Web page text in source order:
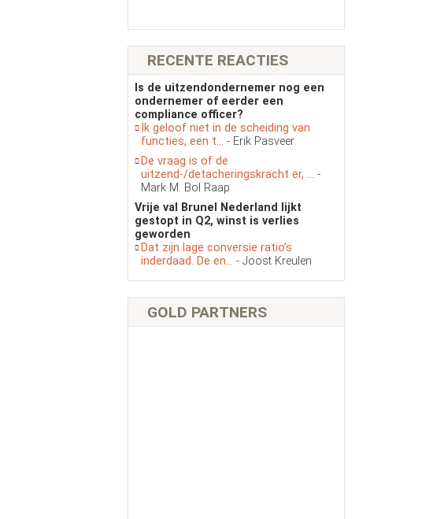
RECENTE REACTIES
Is de uitzendondernemer nog een
ondernemer of eerder een
compliance officer?
Ik geloof niet in de scheiding van
functies, een t... - Erik Pasveer
De vraag is of de
uitzend-/detacheringskracht er, ... -
Mark M. Bol Raap
Vrije val Brunel Nederland lijkt
gestopt in Q2, winst is verlies
geworden
Dat zijn lage conversie ratio’s
inderdaad. De en... - Joost Kreulen
GOLD PARTNERS